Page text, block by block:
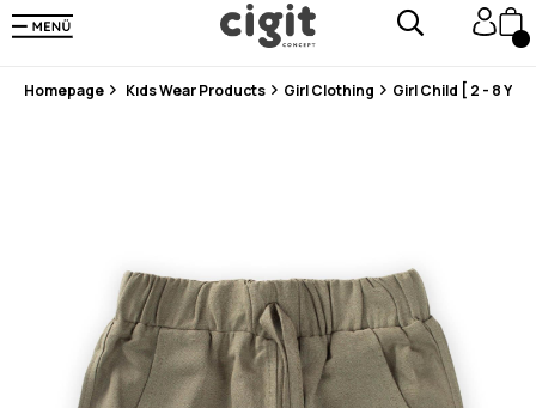
En Uygun Fiyat Garantisi !
300₺ ve Üzeri Alışverişlerde Kargo Ücretsiz !
Homepage Kıds Wear Products Girl Clothing Girl Child [ 2 - 8